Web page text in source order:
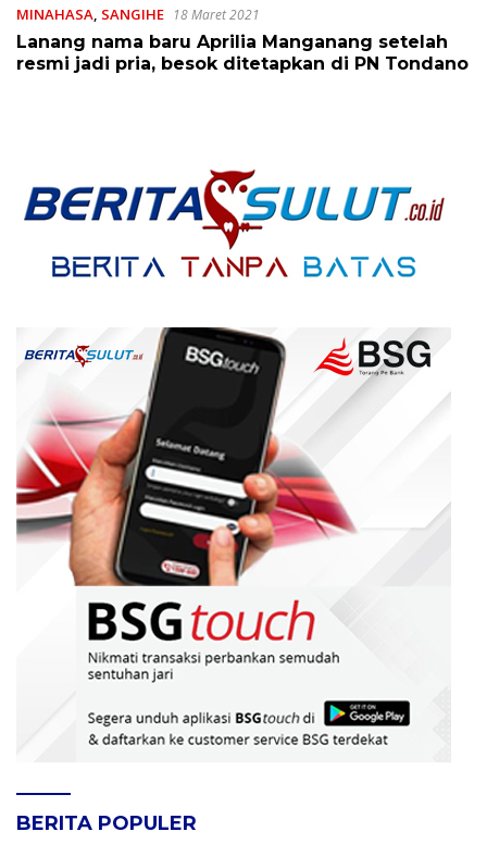
MINAHASA, SANGIHE 18 Maret 2021
Lanang nama baru Aprilia Manganang setelah
resmi jadi pria, besok ditetapkan di PN Tondano
BERITA POPULER